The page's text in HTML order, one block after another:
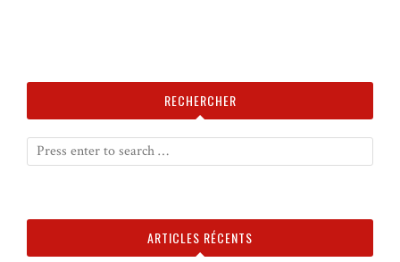
RECHERCHER
ARTICLES RÉCENTS